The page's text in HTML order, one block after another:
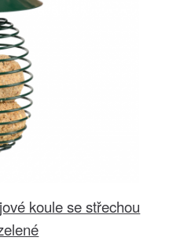
koule se střechou